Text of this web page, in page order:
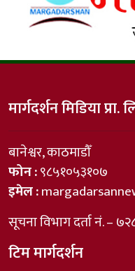
मार्गदर्शन मिडिया प्रा.
बानेश्वर, काठमाडौँ
फोन :९८५१०५३१०७
इमेल :
सूचना विभाग दर्ता नं. –
टिम मार्गदर्शन